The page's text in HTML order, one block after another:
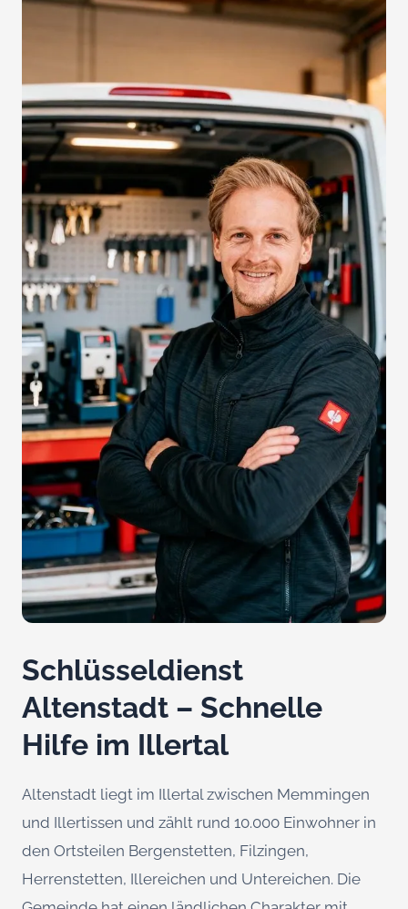
Schlüsseldienst
Altenstadt – Schnelle
Hilfe im Illertal
Altenstadt liegt im Illertal zwischen Memmingen
und Illertissen und zählt rund 10.000 Einwohner in
den Ortsteilen Bergenstetten, Filzingen,
Herrenstetten, Illereichen und Untereichen. Die